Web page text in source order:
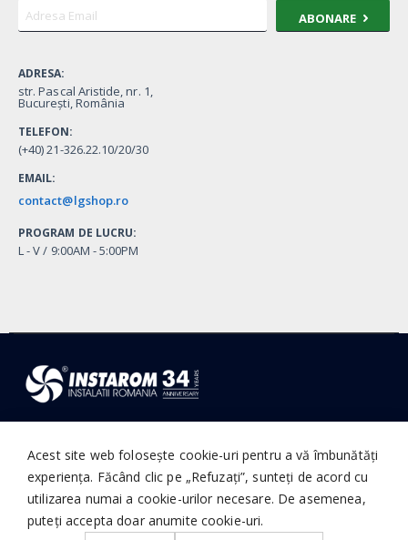
ABONARE
ADRESA:
str. Pascal Aristide, nr. 1,
București, România
TELEFON:
(+40) 21-326.22.10/20/30
EMAIL:
contact@lgshop.ro
PROGRAM DE LUCRU:
L - V / 9:00AM - 5:00PM
Acest site web folosește cookie-uri pentru a vă îmbunătăți
experiența. Făcând clic pe „Refuzați”, sunteți de acord cu
utilizarea numai a cookie-urilor necesare. De asemenea,
puteți accepta doar anumite cookie-uri.